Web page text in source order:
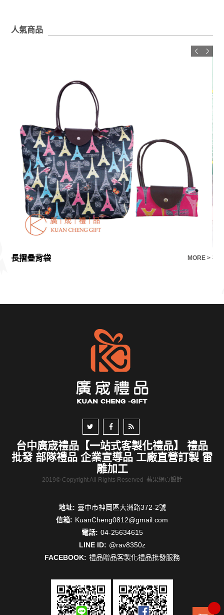
人氣商品
長摺疊背袋 MORE > 禮
台中廣宬禮品【一站式客製化禮品】 禮品
批發 部隊禮品 企業宣導品 工廠直營訂製 雷
雕加工
2019© Copyright All Rights Reserved 蘋果網頁設計
地址: 臺中市神岡區大洲路372-2號
信箱: KuanCheng0812@gmail.com
電話: 04-25634615
LINE ID: @rav8350z
FACEBOOK: 禮品贈品客製化禮品批發服務